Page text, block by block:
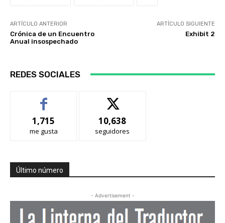
ARTÍCULO ANTERIOR
Crónica de un Encuentro
Anual insospechado
ARTÍCULO SIGUIENTE
Exhibit 2
REDES SOCIALES
1,715
me gusta
10,638
seguidores
Último número
- Advertisement -